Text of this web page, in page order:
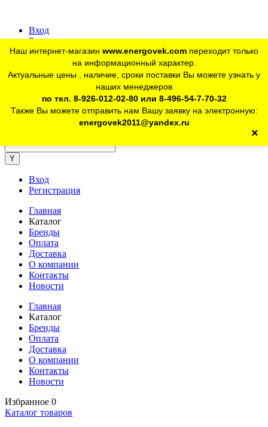
Вход
Регистрация
Для юр. лиц:+7 (926) 012-02-80
telegram Розничный магазин:+7 (925) 902-46-10
Наш интернет-магазин www.energovek.com переходит только
на информационный характер.
Актуальные цены , наличие, сроки поставки Вы можете узнать у
наших менеджеров
по тел. 8-926-012-02-80 или 8-496-54-7-70-32
Также Вы можете отправить нам Вашу заявку на электронную:
energovek2011@yandex.ru
×
Вход
Регистрация
Главная
Каталог
Бренды
Оплата
Доставка
О компании
Контакты
Новости
Главная
Каталог
Бренды
Оплата
Доставка
О компании
Контакты
Новости
Избранное 0
Каталог товаров